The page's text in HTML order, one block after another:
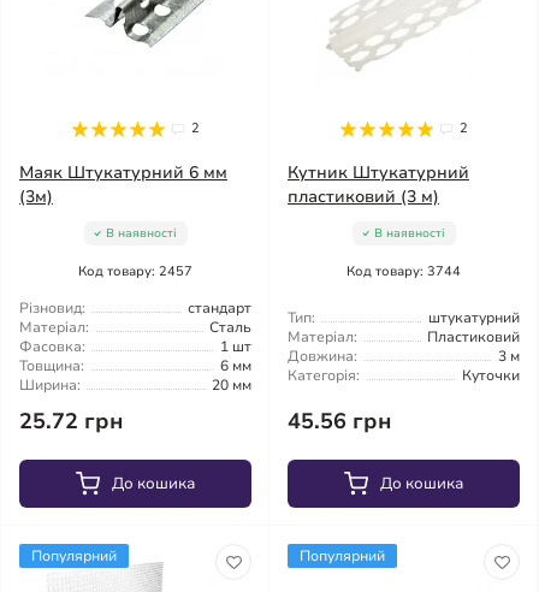
2
Маяк Штукатурний 6 мм
(3м)
В наявності
Код товару: 2457
Різновид:
стандарт
Матеріал:
Сталь
Фасовка:
1 шт
Товщина:
6 мм
Ширина:
20 мм
25.72 грн
До кошика
2
Кутник Штукатурний
пластиковий (3 м)
В наявності
Код товару: 3744
Тип:
штукатурний
Матеріал:
Пластиковий
Довжина:
3 м
Категорія:
Куточки
45.56 грн
До кошика
Популярний Популярний